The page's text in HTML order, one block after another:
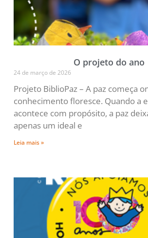
O projeto do ano
24 de março de 2026
Projeto BiblioPaz – A paz começa
conhecimento floresce. Quando a
acontece com propósito, a paz
apenas um ideal e
Leia mais »